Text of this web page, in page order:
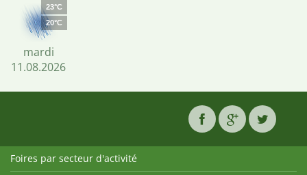
23°C
20°C
mardi
11.08.2026
Foires par secteur d'activité